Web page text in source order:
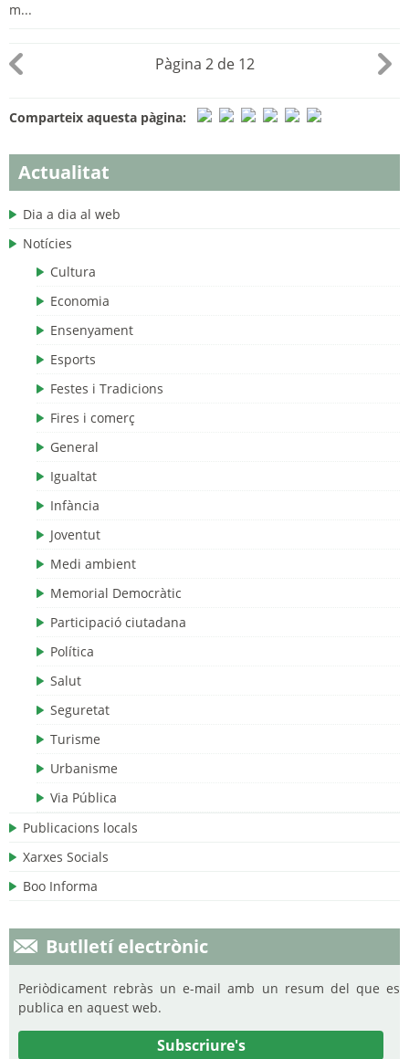
Actualitat
Dia a dia al web
Notícies
Cultura
Economia
Ensenyament
Esports
Festes i Tradicions
Fires i comerç
General
Igualtat
Infància
Joventut
Medi ambient
Memorial Democràtic
Participació ciutadana
Política
Salut
Seguretat
Turisme
Urbanisme
Via Pública
Publicacions locals
Xarxes Socials
Boo Informa
Butlletí electrònic
Periòdicament rebràs un e-mail amb un resum del que es
publica en aquest web.
Subscriure's
m...
Pàgina 2 de 12
Comparteix aquesta pàgina: